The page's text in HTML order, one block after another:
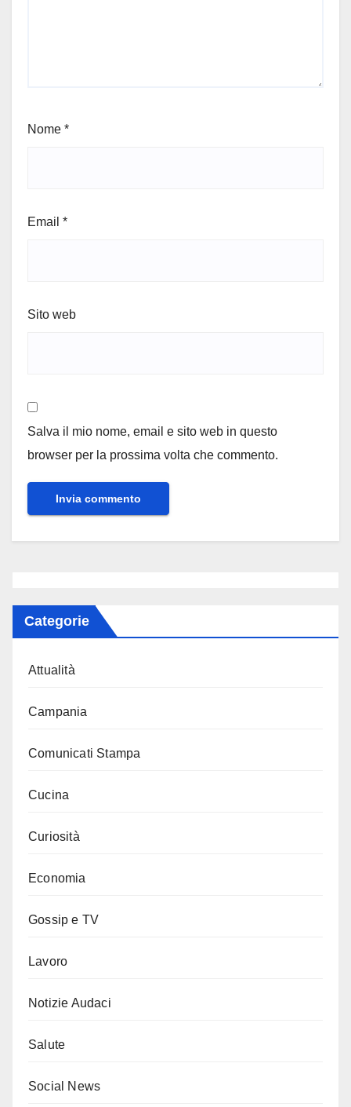
Nome *
Email *
Sito web
Salva il mio nome, email e sito web in questo
browser per la prossima volta che commento.
Categorie
Attualità
Campania
Comunicati Stampa
Cucina
Curiosità
Economia
Gossip e TV
Lavoro
Notizie Audaci
Salute
Social News